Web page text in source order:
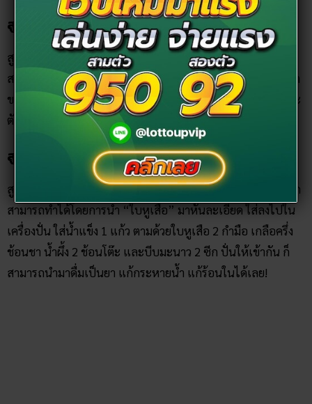
สูตรยาแก้ไข้
สูตรนี้เป็นสูตรที่ได้รับความนิยมในการทำยาสำหรับเด็ก โดย
สามารถนำ “ใบหูเสือ” มาตำให้ละเอียด และนำไปโปะหน้าผาก
ของเด็กได้เลย และเอาผ้าทับไว้ จะช่วยทำให้ลดอาการมีไข้ และ
ตัวร้อนได้
สูตรยาแก้กระหายน้ำ
สูตรสุดท้าย ที่นำมาฝากเป็น “สมูทตี้หูเสือ” ที่มีรสชาติอร่อยมาก
สามารถทำได้โดยการนำ “ใบหูเสือ” มาหั่นละเอียด ใส่ลงไปใน
เครื่องปั่น ใส่น้ำแข็ง 1 แก้ว ตามด้วยใบหูเสือ 2 กำมือ เกลือครึ่ง
ช้อนชา น้ำผึ้ง 2 ช้อนโต๊ะ และบีบมะนาว 2 ซีก ปั่นให้เข้ากัน ก็
สามารถนำมาดื่มเป็นยา แก้กระหายน้ำ แก้ร้อนในได้เลย!